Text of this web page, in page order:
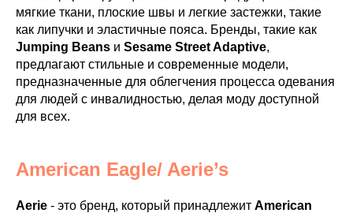
мягкие ткани, плоские швы и легкие застежки, такие
как липучки и эластичные пояса. Бренды, такие как
Jumping Beans и Sesame Street Adaptive,
предлагают стильные и современные модели,
предназначенные для облегчения процесса одевания
для людей с инвалидностью, делая моду доступной
для всех.
American Eagle/ Aerie’s
Aerie - это бренд, который принадлежит American